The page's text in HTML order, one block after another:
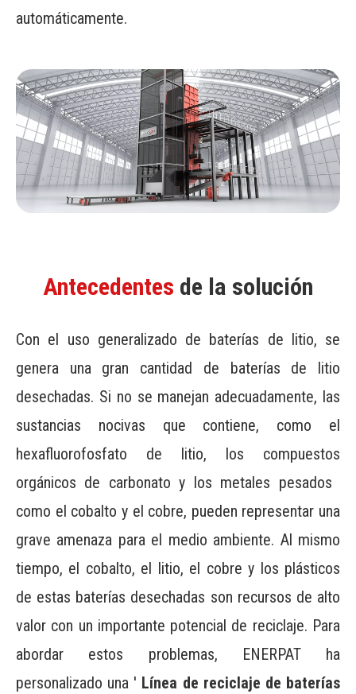
automáticamente.
Antecedentes de la solución
Con el uso generalizado de baterías de litio, se
genera una gran cantidad de baterías de litio
desechadas. Si no se manejan adecuadamente, las
sustancias nocivas que contiene, como el
hexafluorofosfato de litio, los compuestos
orgánicos de carbonato y los metales pesados ​​
como el cobalto y el cobre, pueden representar una
grave amenaza para el medio ambiente. Al mismo
tiempo, el cobalto, el litio, el cobre y los plásticos
de estas baterías desechadas son recursos de alto
valor con un importante potencial de reciclaje. Para
abordar estos problemas, ENERPAT ha
personalizado una ' Línea de reciclaje de baterías